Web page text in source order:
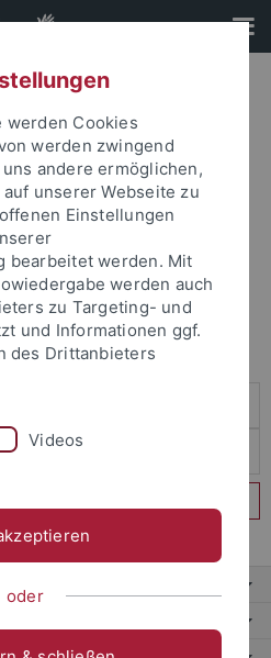
und Ihr Passwort an um sich
werden Cookies
werden zwingend
andere ermöglichen,
unserer Webseite zu
Einstellungen
bearbeitet werden. Mit
werden auch
zu Targeting- und
und Informationen ggf.
des Drittanbieters
Videos
oder